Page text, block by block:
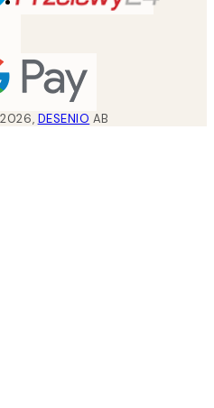
2026, DESENIO AB